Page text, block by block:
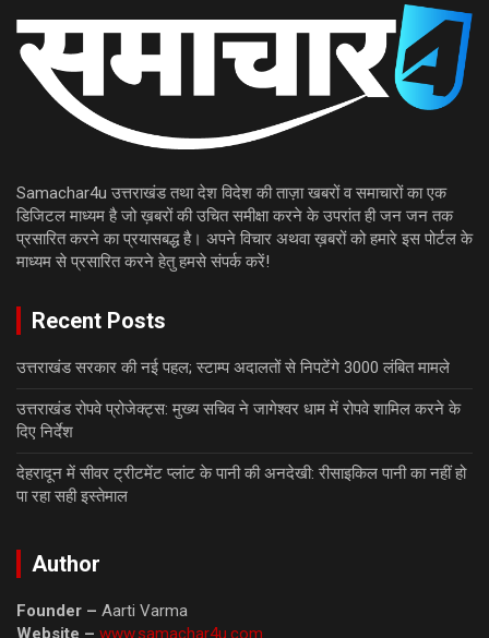
Samachar4u उत्तराखंड तथा देश विदेश की ताज़ा खबरों व समाचारों का एक
डिजिटल माध्यम है जो ख़बरों की उचित समीक्षा करने के उपरांत ही जन जन तक
प्रसारित करने का प्रयासबद्ध है। अपने विचार अथवा ख़बरों को हमारे इस पोर्टल के
माध्यम से प्रसारित करने हेतु हमसे संपर्क करें!
Recent Posts
उत्तराखंड सरकार की नई पहल; स्टाम्प अदालतों से निपटेंगे 3000 लंबित मामले
उत्तराखंड रोपवे प्रोजेक्ट्स: मुख्य सचिव ने जागेश्वर धाम में रोपवे शामिल करने के
दिए निर्देश
देहरादून में सीवर ट्रीटमेंट प्लांट के पानी की अनदेखी: रीसाइकिल पानी का नहीं हो
पा रहा सही इस्तेमाल
Author
Founder – Aarti Varma
Website – www.samachar4u.com